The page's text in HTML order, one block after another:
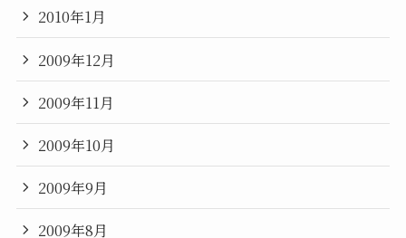
2010年1月
2009年12月
2009年11月
2009年10月
2009年9月
2009年8月